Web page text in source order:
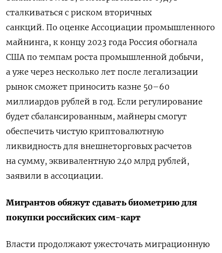
сталкиваться с риском вторичных
санкций. По оценке Ассоциации промышленного
майнинга, к концу 2023 года Россия обогнала
США по темпам роста промышленной добычи,
а уже через несколько лет после легализации
рынок сможет приносить казне 50–60
миллиардов рублей в год. Если регулирование
будет сбалансированным, майнеры смогут
обеспечить чистую криптовалютную
ликвидность для внешнеторговых расчетов
на сумму, эквивалентную 240 млрд рублей,
заявили в ассоциации.
Мигрантов обяжут сдавать биометрию для
покупки российских сим-карт
Власти продолжают ужесточать миграционную